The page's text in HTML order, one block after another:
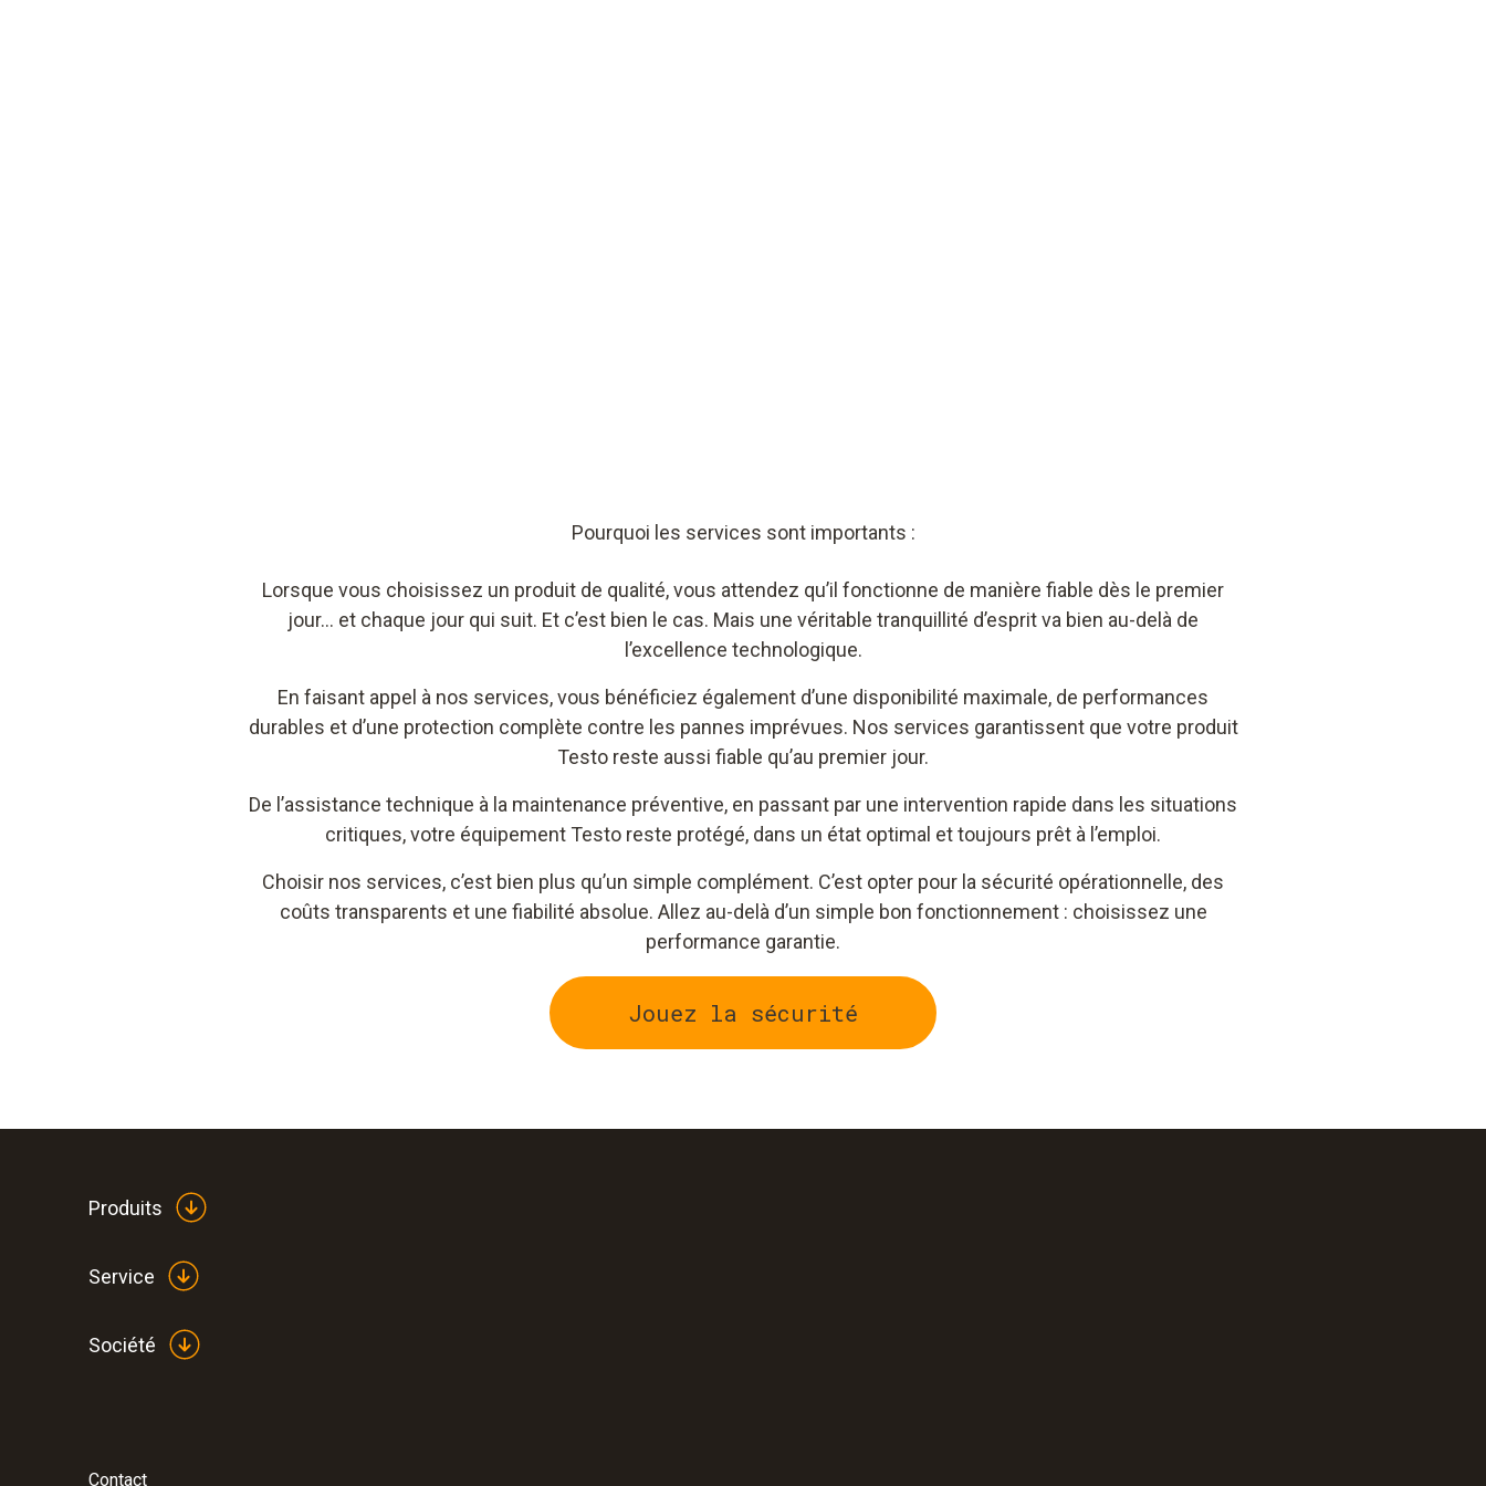
Pourquoi les services sont importants :
Lorsque vous choisissez un produit de qualité, vous attendez qu’il fonctionne de manière fiable dès le premier
jour… et chaque jour qui suit. Et c’est bien le cas. Mais une véritable tranquillité d’esprit va bien au-delà de
l’excellence technologique.
En faisant appel à nos services, vous bénéficiez également d’une disponibilité maximale, de performances
durables et d’une protection complète contre les pannes imprévues. Nos services garantissent que votre produit
Testo reste aussi fiable qu’au premier jour.
De l’assistance technique à la maintenance préventive, en passant par une intervention rapide dans les situations
critiques, votre équipement Testo reste protégé, dans un état optimal et toujours prêt à l’emploi.
Choisir nos services, c’est bien plus qu’un simple complément. C’est opter pour la sécurité opérationnelle, des
coûts transparents et une fiabilité absolue. Allez au-delà d’un simple bon fonctionnement : choisissez une
performance garantie.
Jouez la sécurité
Produits
Service
Société
Contact